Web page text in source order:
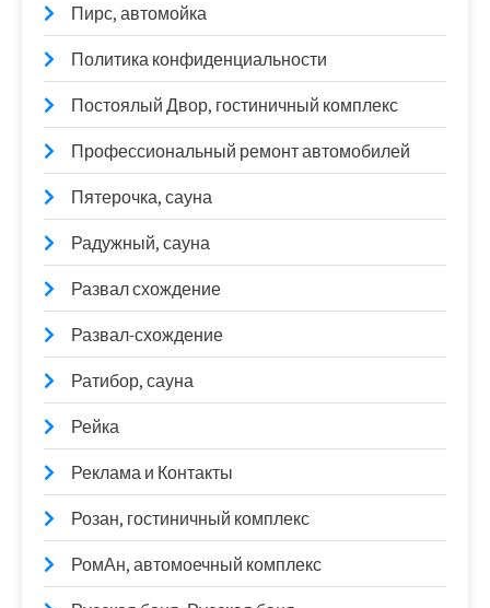
Пирс, автомойка
Политика конфиденциальности
Постоялый Двор, гостиничный комплекс
Профессиональный ремонт автомобилей
Пятерочка, сауна
Радужный, сауна
Развал схождение
Развал-схождение
Ратибор, сауна
Рейка
Реклама и Контакты
Розан, гостиничный комплекс
РомАн, автомоечный комплекс